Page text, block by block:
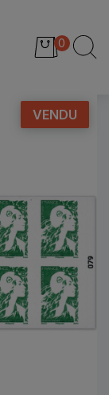
0
VENDU